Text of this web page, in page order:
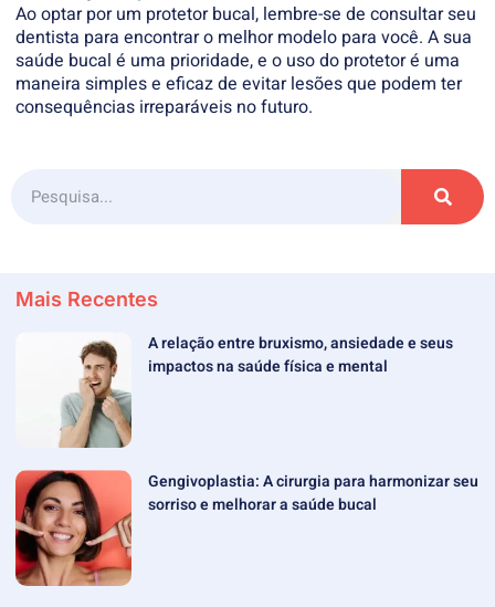
Ao optar por um protetor bucal, lembre-se de consultar seu
dentista para encontrar o melhor modelo para você. A sua
saúde bucal é uma prioridade, e o uso do protetor é uma
maneira simples e eficaz de evitar lesões que podem ter
consequências irreparáveis no futuro.
Mais Recentes
A relação entre bruxismo, ansiedade e seus
impactos na saúde física e mental
Gengivoplastia: A cirurgia para harmonizar seu
sorriso e melhorar a saúde bucal